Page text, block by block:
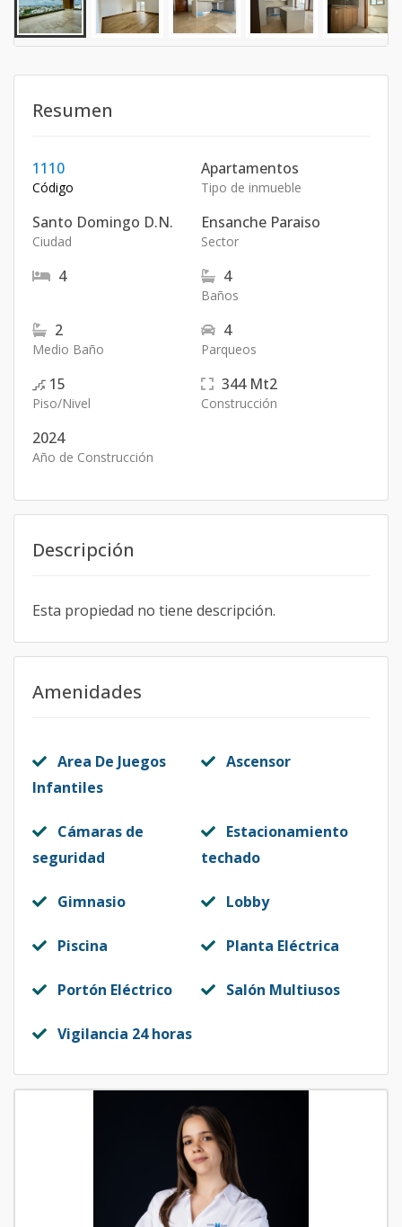
Resumen
1110
Código
Apartamentos
Tipo de inmueble
Santo Domingo D.N.
Ciudad
Ensanche Paraiso
Sector
4 4
Baños
2
Medio Baño
4
Parqueos
15
Piso/Nivel
344 Mt2
Construcción
2024
Año de Construcción
Descripción
Esta propiedad no tiene descripción.
Amenidades
Area De Juegos
Infantiles
Ascensor
Cámaras de
seguridad
Estacionamiento
techado
Gimnasio Lobby
Piscina Planta Eléctrica
Portón Eléctrico Salón Multiusos
Vigilancia 24 horas